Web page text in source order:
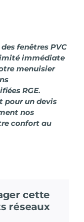
fenêtres PVC
immédiate
menuisier
RGE.
pour un devis
nos
confort au
cette
réseaux